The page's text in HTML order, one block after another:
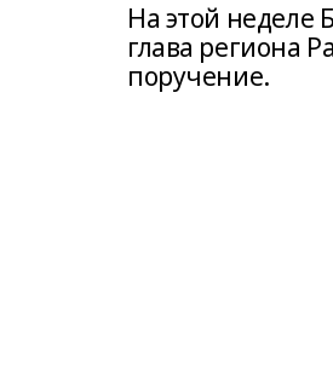
На этой неделе
глава региона
поручение.